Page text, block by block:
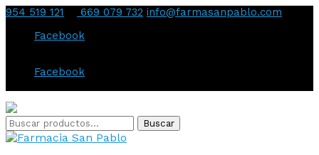
954 519 121 669 079 732 info@farmasanpablo.com
Facebook
Facebook